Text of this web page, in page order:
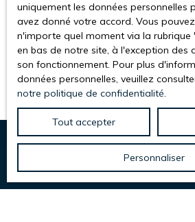
moment, les mentions légales du site.
constitue l’acceptation des mentions
Loi applicable
Le site st-cyr-immobilier.com est régi
uniquement les données personnelles
avez donné votre accord. Vous
n'importe quel moment via la rubrique
en bas de notre site, à l'exception des
son fonctionnement. Pour plus
données personnelles, veuillez
notre politique de confidentialité.
Tout accepter
Personnaliser